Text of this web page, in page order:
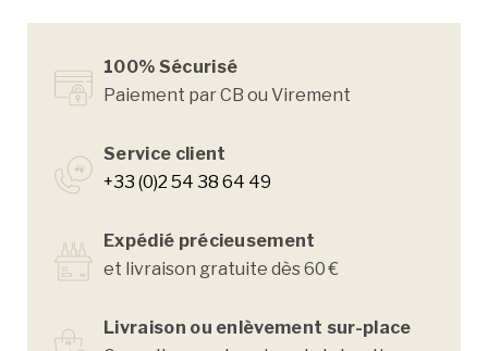
100% Sécurisé
Paiement par CB ou Virement
Service client
+33 (0)2 54 38 64 49
Expédié précieusement
et livraison gratuite dès 60 €
Livraison ou enlèvement sur-place